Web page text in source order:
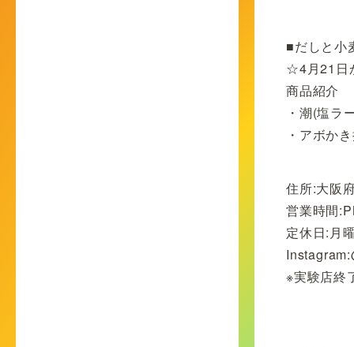
■だしと小
☆4月21日
商品紹介
・潮(塩
・アボか
住所:大阪
営業時間
定休日:月
※実験店終